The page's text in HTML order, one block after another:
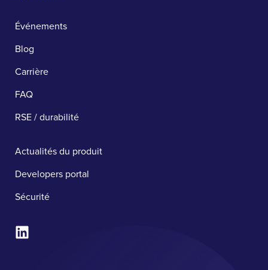
Événements
Blog
Carrière
FAQ
RSE / durabilité
Actualités du produit
Developers portal
Sécurité ​